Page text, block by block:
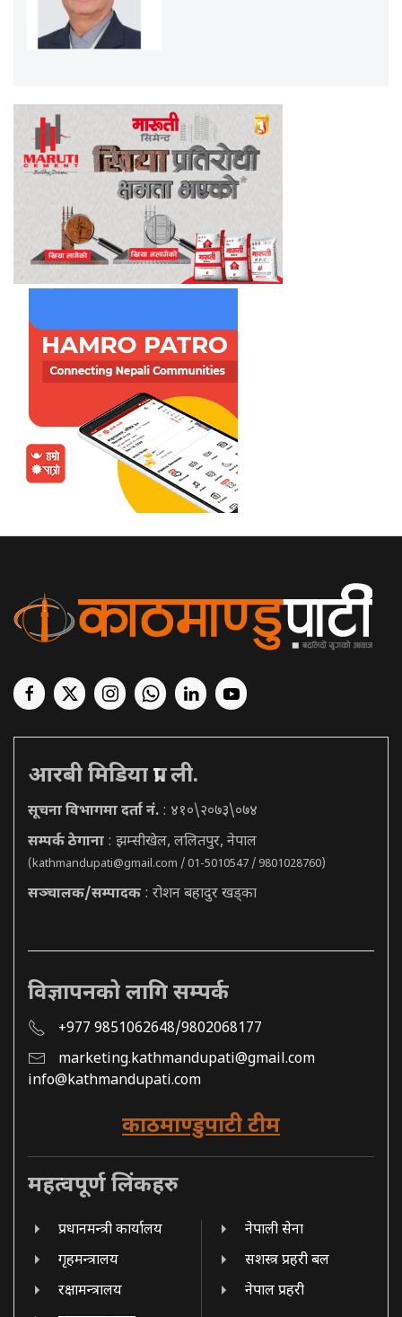
आरबी मिडिया प्रा. ली.
सूचना विभागमा दर्ता नं. : ४१०\२०७३\०७४
सम्पर्क ठेगाना : झम्सीखेल, ललितपुर, नेपाल
(kathmandupati@gmail.com / 01-5010547 / 9801028760)
सञ्चालक/सम्पादक : रोशन बहादुर खड्का
विज्ञापनको लागि सम्पर्क
+977 9851062648/9802068177
marketing.kathmandupati@gmail.com
info@kathmandupati.com
काठमाण्डुपाटी टीम
महत्वपूर्ण लिंकहरु
प्रधानमन्त्री कार्यालय
गृहमन्त्रालय
रक्षामन्त्रालय
नेपाली सेना
सशस्त्र प्रहरी बल
नेपाल प्रहरी